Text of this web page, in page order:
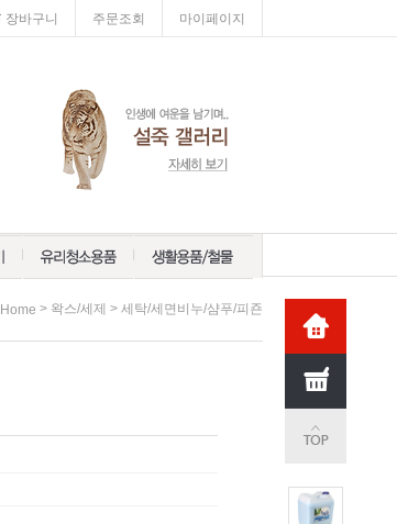
장바구니 주문조회 마이페이지
Home > 왁스/세제 > 세탁/세면비누/샴푸/피죤